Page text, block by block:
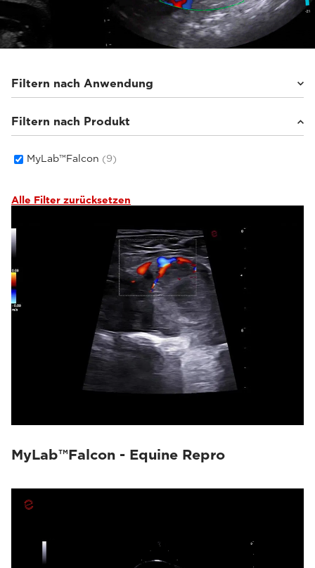
Filtern nach Anwendung
Pferde(2)
Kleintiere(7)
Filtern nach Produkt
MyLab™Falcon (9)
Alle Filter zurücksetzen
MyLab™Falcon - Equine Repro